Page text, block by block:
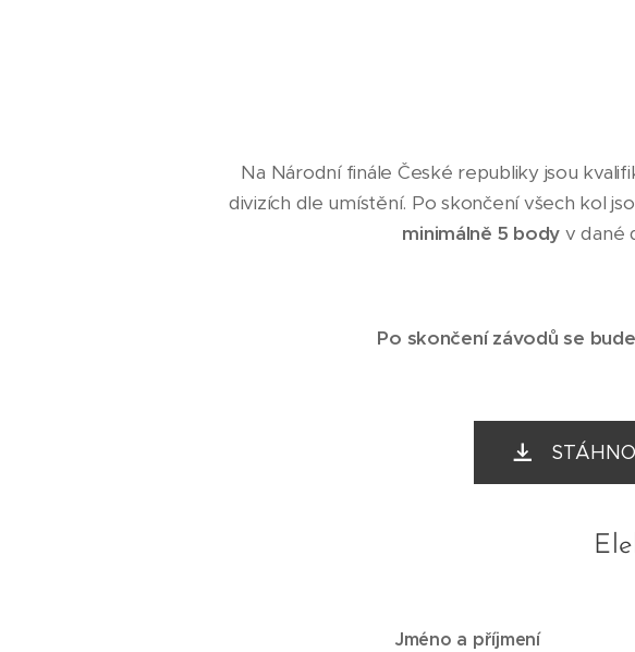
Na Národní finále České republiky jsou
divizích dle umístění. Po skončení všech kol
minimálně 5 body v dané
Po skončení závodů se
Jméno a příjmení